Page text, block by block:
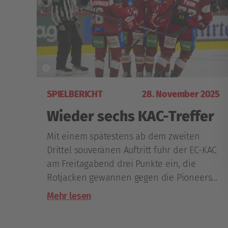
SPIELBERICHT 28. November 2025
Wieder sechs KAC-Treffer
Mit einem spätestens ab dem zweiten
Drittel souveränen Auftritt fuhr der EC-KAC
am Freitagabend drei Punkte ein, die
Rotjacken gewannen gegen die Pioneers
Vorarlberg alle drei Abschnitte und in
Mehr lesen